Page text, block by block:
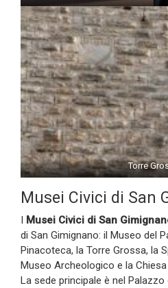
Torre
Musei Civici di San
I Musei Civici di San
di San Gimignano: il Museo del
Pinacoteca, la Torre Grossa, la
Museo Archeologico e la
La sede principale è nel